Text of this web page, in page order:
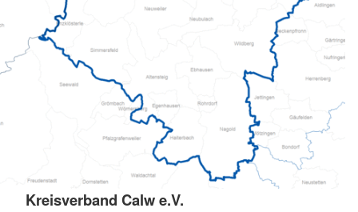
Kreisverband Calw e.V.